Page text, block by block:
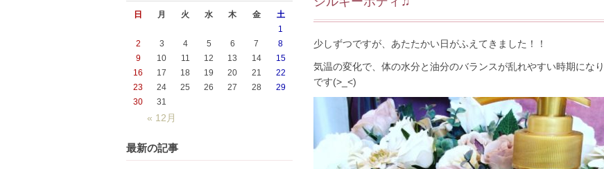
少しずつですが、あたたかい日がふえてきました！！
気温の変化で、体の水分と油分のバランスが乱れやすい時期にな
です(>_<)
日 月 火 水 木 金 土
« 12月
1
2
3 4 5 6 7
8
9
10 11 12 13 14
15
16
17 18 19 20 21
22
23
24 25 26 27 28
29
30
31
最新の記事